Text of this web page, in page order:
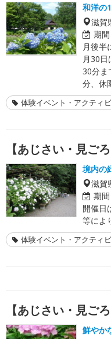
和洋の
滋賀
期間
月後半
月30
30分ま
分、休
体験イベント・アクティ
【あじさい・見ご
境内の
滋賀
期間
開催日
等によ
体験イベント・アクティ
【あじさい・見
鮮やか